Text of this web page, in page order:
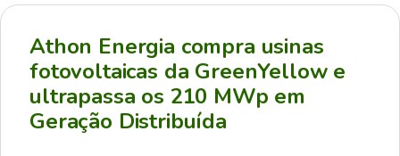
Athon Energia compra usinas
fotovoltaicas da GreenYellow e
ultrapassa os 210 MWp em
Geração Distribuída